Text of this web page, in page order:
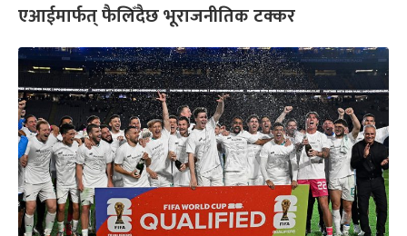
एआईमार्फत् फैलिँदैछ भूराजनीतिक टक्कर